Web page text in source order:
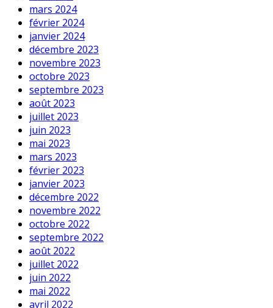
mars 2024
février 2024
janvier 2024
décembre 2023
novembre 2023
octobre 2023
septembre 2023
août 2023
juillet 2023
juin 2023
mai 2023
mars 2023
février 2023
janvier 2023
décembre 2022
novembre 2022
octobre 2022
septembre 2022
août 2022
juillet 2022
juin 2022
mai 2022
avril 2022